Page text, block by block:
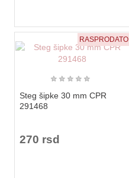
RASPRODATO
★ ★ ★ ★ ★
Steg šipke 30 mm CPR
291468
270 rsd